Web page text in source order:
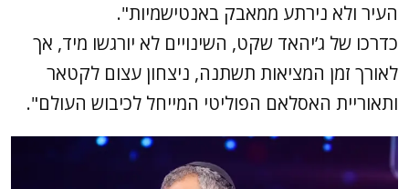
העיר ולא נירתע ממאבק באנטישמיות".
כדרכו של ג’יהאד שקט, השינויים לא יורגשו מיד, אך
לאורך זמן המציאות תשתנה, ניצחון עצום לקטאר
ותאוריית האסלאם הפוליטי המייחל לכיבוש העולם".